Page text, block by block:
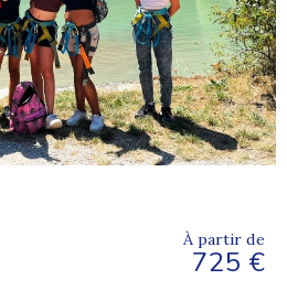
À partir de
725 €